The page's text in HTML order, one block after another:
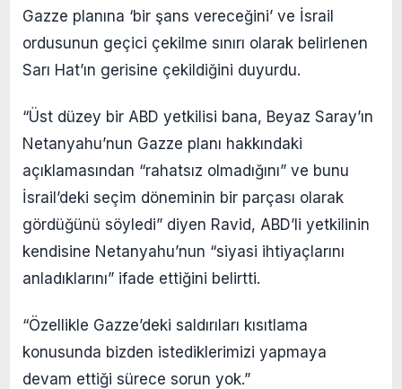
Gazze planına ‘bir şans vereceğini’ ve İsrail
ordusunun geçici çekilme sınırı olarak belirlenen
Sarı Hat’ın gerisine çekildiğini duyurdu.
“Üst düzey bir ABD yetkilisi bana, Beyaz Saray’ın
Netanyahu’nun Gazze planı hakkındaki
açıklamasından “rahatsız olmadığını” ve bunu
İsrail’deki seçim döneminin bir parçası olarak
gördüğünü söyledi” diyen Ravid, ABD’li yetkilinin
kendisine Netanyahu’nun “siyasi ihtiyaçlarını
anladıklarını” ifade ettiğini belirtti.
“Özellikle Gazze’deki saldırıları kısıtlama
konusunda bizden istediklerimizi yapmaya
devam ettiği sürece sorun yok.”